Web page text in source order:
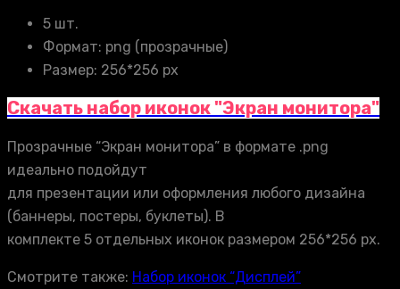
5 шт.
Формат: png (прозрачные)
Размер: 256*256 px
Скачать набор иконок "Экран монитора"
Прозрачные “Экран монитора” в формате .png
идеально подойдут
для презентации или оформления любого дизайна
(баннеры, постеры, буклеты). В
комплекте 5 отдельных иконок размером 256*256 px.
Смотрите также: Набор иконок “Дисплей”